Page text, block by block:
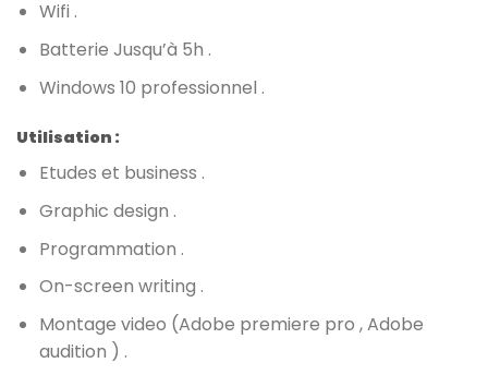
Wifi .
Batterie Jusqu’à 5h .
Windows 10 professionnel .
Utilisation :
Etudes et business .
Graphic design .
Programmation .
On-screen writing .
Montage video (Adobe premiere pro , Adobe
audition ) .